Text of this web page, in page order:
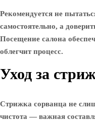
Рекомендуется не
самостоятельно, а
Посещение салона
облегчит процесс.
Уход за
Стрижка сорванца не
чистота — важная